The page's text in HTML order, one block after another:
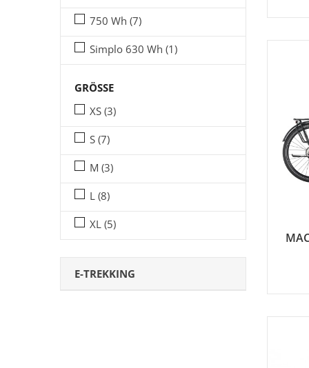
750 Wh (7)
Simplo 630 Wh (1)
GRÖSSE
XS (3)
S (7)
M (3)
L (8)
XL (5)
E-TREKKING